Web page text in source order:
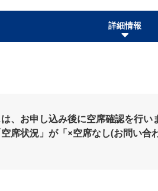
詳細情報
、お申し込み後に空席確認を行い
席状況」が「×空席なし(お問い合